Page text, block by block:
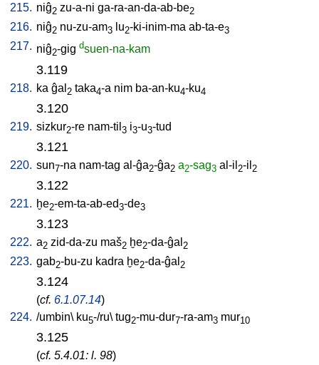
215. niĝ2 zu-a-ni ga-ra-an-da-ab-be2
216. niĝ2 nu-zu-am3 lu2-ki-inim-ma ab-ta-e3
217. niĝ2-gig dsuen-na-kam
3.119
218. ka ĝal 2 taka4-a nim ba-an-ku4-ku4
3.120
219. sizkur2-re nam-til 3 i3-u3-tud
3.121
220. sun7-na nam-tag al-ĝa2-ĝa2 a2-sag3 al-il 2-il 2
3.122
221. ḫe2-em-ta-ab-ed3-de3
3.123
222. a2 zid-da-zu maš2 ḫe2-da-ĝal 2
223. gab2-bu-zu kadra ḫe2-da-ĝal 2
3.124
(cf. 6.1.07.14)
224. /umbin\ ku5-/ru\ tug2-mu-dur7-ra-am3 mur10
3.125
(cf. 5.4.01: l. 98)